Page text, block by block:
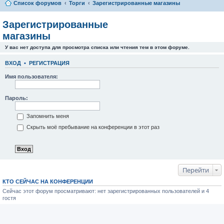
Список форумов Торги Зарегистрированные магазины
Зарегистрированные
магазины
У вас нет доступа для просмотра списка или чтения тем в этом форуме.
ВХОД • РЕГИСТРАЦИЯ
Имя пользователя:
Пароль:
Запомнить меня
Скрыть моё пребывание на конференции в этот раз
Перейти
КТО СЕЙЧАС НА КОНФЕРЕНЦИИ
Сейчас этот форум просматривают: нет зарегистрированных пользователей и 4
гостя